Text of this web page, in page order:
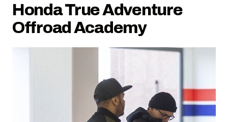
Honda True Adventure
Offroad Academy